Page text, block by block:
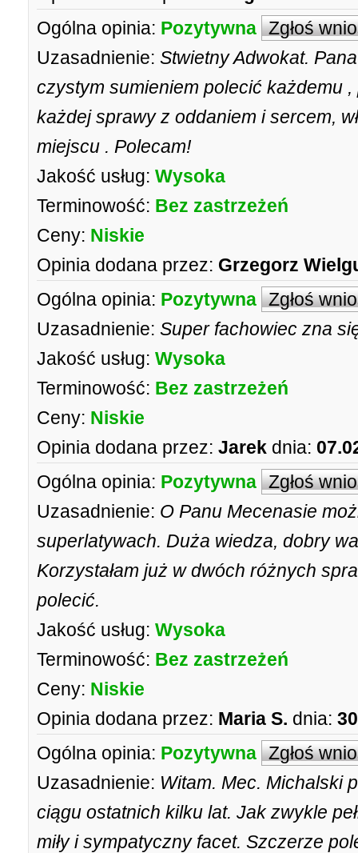
Ogólna opinia: Pozytywna Zgłoś
Uzasadnienie: Stwietny Adwokat.
czystym sumieniem polecić każdemu
każdej sprawy z oddaniem i sercem,
miejscu . Polecam!
Jakość usług: Wysoka
Terminowość: Bez zastrzeżeń
Ceny: Niskie
Opinia dodana przez: Grzegorz
Ogólna opinia: Pozytywna Zgłoś
Uzasadnienie: Super fachowiec zna
Jakość usług: Wysoka
Terminowość: Bez zastrzeżeń
Ceny: Niskie
Opinia dodana przez: Jarek dnia:
Ogólna opinia: Pozytywna Zgłoś
Uzasadnienie: O Panu Mecenasie
superlatywach. Duża wiedza, dobry
Korzystałam już w dwóch różnych
polecić.
Jakość usług: Wysoka
Terminowość: Bez zastrzeżeń
Ceny: Niskie
Opinia dodana przez: Maria S. dnia:
Ogólna opinia: Pozytywna Zgłoś
Uzasadnienie: Witam. Mec. Michalski
ciągu ostatnich kilku lat. Jak zwykle
miły i sympatyczny facet. Szczerze